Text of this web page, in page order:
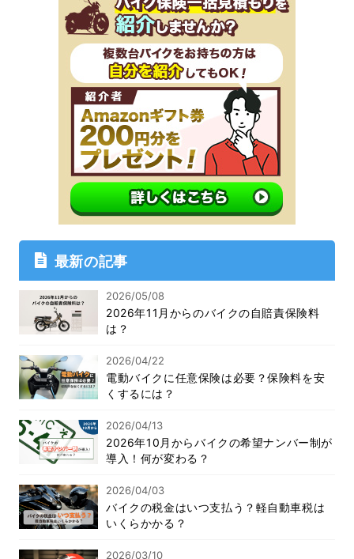
最新の記事
2026/05/08
2026年11月からのバイクの自賠責保険料
は？
2026/04/22
電動バイクに任意保険は必要？保険料を安
くするには？
2026/04/13
2026年10月からバイクの希望ナンバー制が
導入！何が変わる？
2026/04/03
バイクの税金はいつ支払う？軽自動車税は
いくらかかる？
2026/03/10